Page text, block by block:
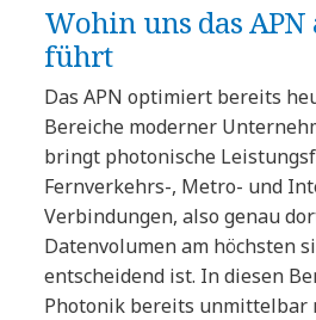
Wohin uns das APN
führt
Das APN optimiert bereits
Bereiche moderner
bringt photonische
Fernverkehrs-, Metro- und
Verbindungen, also genau
Datenvolumen am höchsten
entscheidend ist. In diesen
Photonik bereits unmittelbar